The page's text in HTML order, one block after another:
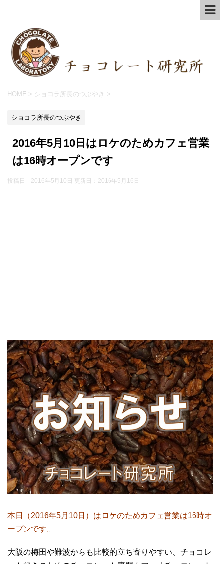
HOME > ショコラ所長のつぶやき >
ショコラ所長のつぶやき
2016年5月10日はロケのためカフェ営業
は16時オープンです
投稿日：2016年5月10日 更新日： 2016年5月16日
本日（2016年5月10日）はロケのためカフェ営業は16時オ
ープンです。
大阪の梅田や難波からも比較的立ち寄りやすい、チョコレ